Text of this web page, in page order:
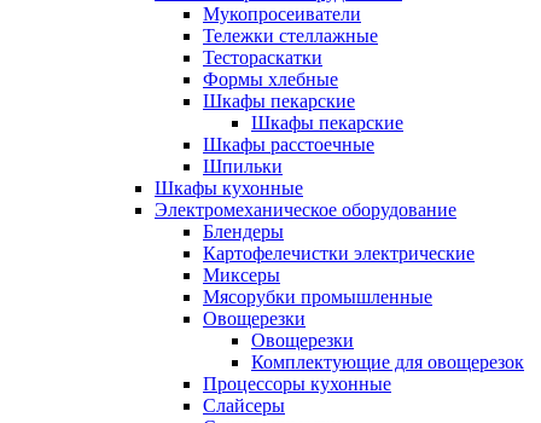
Мукопросеиватели
Тележки стеллажные
Тестораскатки
Формы хлебные
Шкафы пекарские
Шкафы пекарские
Шкафы расстоечные
Шпильки
Шкафы кухонные
Электромеханическое оборудование
Блендеры
Картофелечистки электрические
Миксеры
Мясорубки промышленные
Овощерезки
Овощерезки
Комплектующие для овощерезок
Процессоры кухонные
Слайсеры